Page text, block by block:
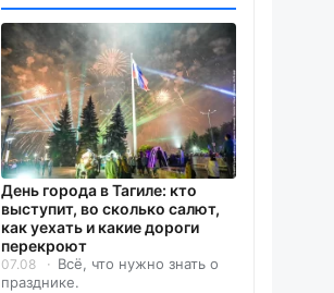
День города в Тагиле: кто
выступит, во сколько салют,
как уехать и какие дороги
перекроют
07.08
Всё, что нужно знать о
празднике.